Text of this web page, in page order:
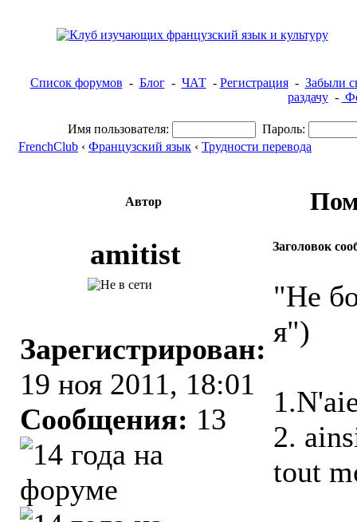
Список форумов - Блог- ЧАТ- Регистрация- Забыли
раздачу-
Имя пользователя:
Пароль:
FrenchClub ‹ Французский язык ‹ Трудности перевода
Автор
amitist Заголовок
Зарегистрирован:
19 ноя 2011, 18:01
Сообщения: 13
"Не
я")
2.
tout